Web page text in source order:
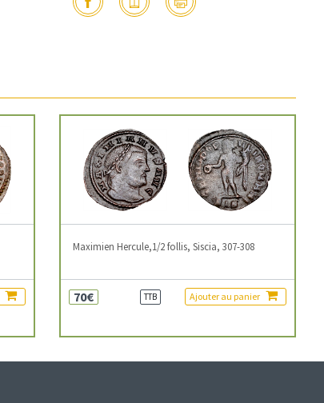
Maximien Hercule,1/2 follis, Siscia, 307-308
70€ TTB Ajouter au panier